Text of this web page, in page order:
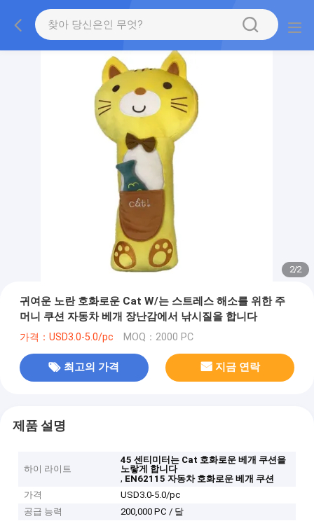
2/2
귀여운 노란 호화로운 Cat W/는 스트레스 해소를 위한 주
머니 쿠션 자동차 베개 장난감에서 낚시질을 합니다
가격：USD3.0-5.0/pc MOQ：2000 PC
최고의 가격 지금 연락
제품 설명
하이 라이트
45 센티미터는 Cat 호화로운 베개 쿠션을
노랗게 합니다
, EN62115 자동차 호화로운 베개 쿠션
가격
USD3.0-5.0/pc
공급 능력
200,000 PC / 달